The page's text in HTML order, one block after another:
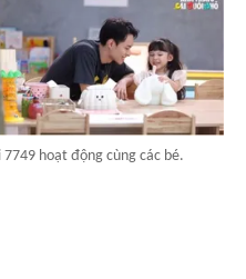
hoạt động cùng các bé.